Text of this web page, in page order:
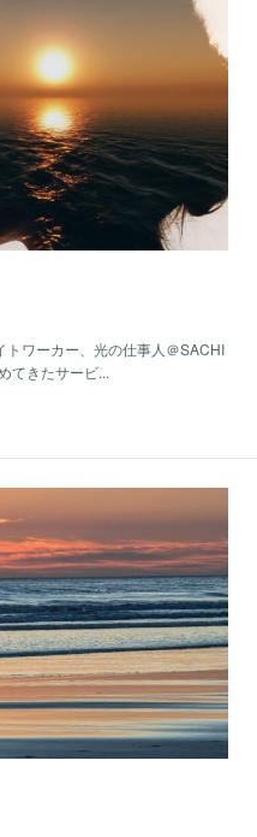
トワーカー、光の仕事人＠SACHI
てきたサービ...